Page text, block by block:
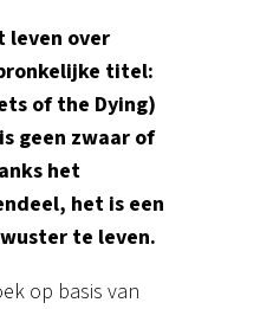
leven over
titel:
of the Dying)
geen zwaar of
het
het is een
te leven.
op basis van